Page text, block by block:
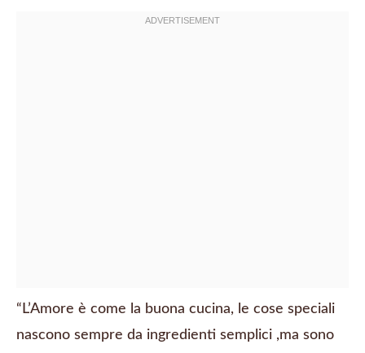
“L’Amore è come la buona cucina, le cose speciali
nascono sempre da ingredienti semplici ,ma sono